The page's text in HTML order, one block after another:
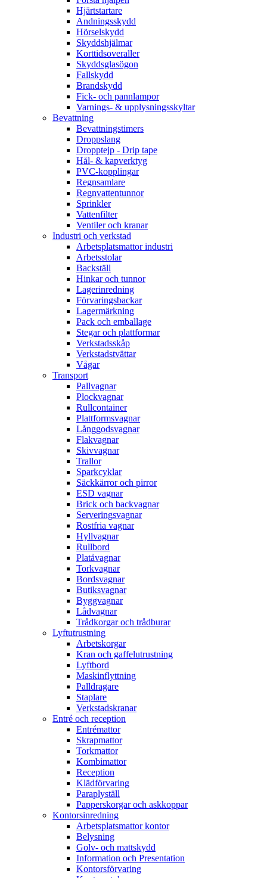
Hjärtstartare
Andningsskydd
Hörselskydd
Skyddshjälmar
Korttidsoveraller
Skyddsglasögon
Fallskydd
Brandskydd
Fick- och pannlampor
Varnings- & upplysningsskyltar
Bevattning
Bevattningstimers
Droppslang
Dropptejp - Drip tape
Hål- & kapverktyg
PVC-kopplingar
Regnsamlare
Regnvattentunnor
Sprinkler
Vattenfilter
Ventiler och kranar
Industri och verkstad
Arbetsplatsmattor industri
Arbetsstolar
Backställ
Hinkar och tunnor
Lagerinredning
Förvaringsbackar
Lagermärkning
Pack och emballage
Stegar och plattformar
Verkstadsskåp
Verkstadstvättar
Vågar
Transport
Pallvagnar
Plockvagnar
Rullcontainer
Plattformsvagnar
Långgodsvagnar
Flakvagnar
Skivvagnar
Trallor
Sparkcyklar
Säckkärror och pirror
ESD vagnar
Brick och backvagnar
Serveringsvagnar
Rostfria vagnar
Hyllvagnar
Rullbord
Platåvagnar
Torkvagnar
Bordsvagnar
Butiksvagnar
Byggvagnar
Lådvagnar
Trådkorgar och trådburar
Lyftutrustning
Arbetskorgar
Kran och gaffelutrustning
Lyftbord
Maskinflyttning
Palldragare
Staplare
Verkstadskranar
Entré och reception
Entrémattor
Skrapmattor
Torkmattor
Kombimattor
Reception
Klädförvaring
Paraplyställ
Papperskorgar och askkoppar
Kontorsinredning
Arbetsplatsmattor kontor
Belysning
Golv- och mattskydd
Information och Presentation
Kontorsförvaring